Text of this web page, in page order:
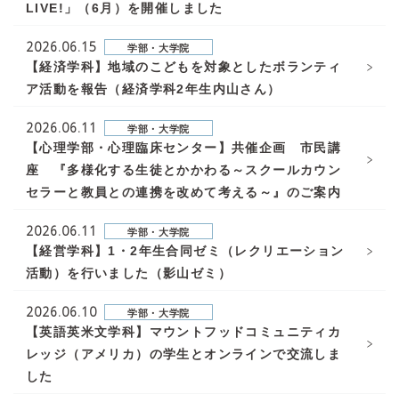
LIVE!」（6月）を開催しました
2026.06.15 学部・大学院
【経済学科】地域のこどもを対象としたボランティ
ア活動を報告（経済学科2年生内山さん）
2026.06.11 学部・大学院
【心理学部・心理臨床センター】共催企画 市民講
座 『多様化する生徒とかかわる～スクールカウン
セラーと教員との連携を改めて考える～』のご案内
2026.06.11 学部・大学院
【経営学科】1・2年生合同ゼミ（レクリエーション
活動）を行いました（影山ゼミ）
2026.06.10 学部・大学院
【英語英米文学科】マウントフッドコミュニティカ
レッジ（アメリカ）の学生とオンラインで交流しま
した